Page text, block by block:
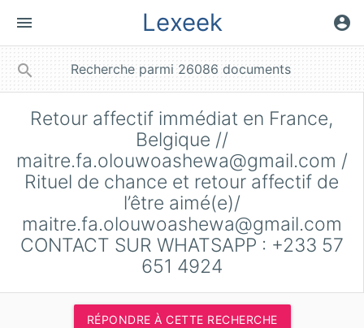
menu Lexeek account_circle
search
Retour affectif immédiat en France,
Belgique //
maitre.fa.olouwoashewa@gmail.com /
Rituel de chance et retour affectif de
l’être aimé(e)/
maitre.fa.olouwoashewa@gmail.com
CONTACT SUR WHATSAPP : +233 57
651 4924
RÉPONDRE À CETTE RECHERCHE